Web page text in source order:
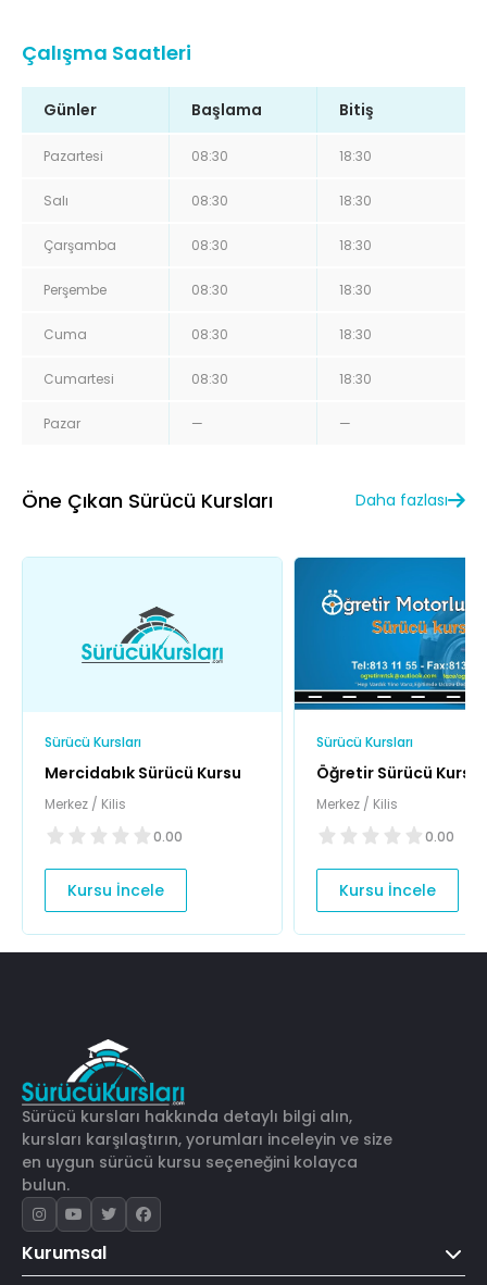
Çalışma Saatleri
Günler Başlama Bitiş
Pazartesi 08:30 18:30
Salı 08:30 18:30
Çarşamba 08:30 18:30
Perşembe 08:30 18:30
Cuma 08:30 18:30
Cumartesi 08:30 18:30
Pazar — —
Öne Çıkan Sürücü Kursları Daha fazlası
Sürücü Kursları
Mercidabık Sürücü Kursu
Merkez / Kilis
0.00
Kursu İncele
Sürücü Kursları
Öğretir Sürücü Kursu
Merkez / Kilis
0.00
Kursu İncele
Sürücü kursları hakkında detaylı bilgi alın,
kursları karşılaştırın, yorumları inceleyin ve size
en uygun sürücü kursu seçeneğini kolayca
bulun.
Kurumsal